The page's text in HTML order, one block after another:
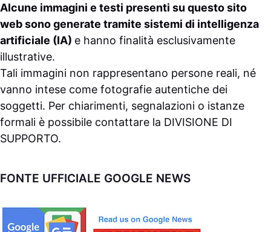
Alcune immagini e testi presenti su questo sito
web sono generate tramite sistemi di intelligenza
artificiale (IA) e hanno finalità esclusivamente
illustrative.
Tali immagini non rappresentano persone reali, né
vanno intese come fotografie autentiche dei
soggetti. Per chiarimenti, segnalazioni o istanze
formali è possibile contattare la DIVISIONE DI
SUPPORTO.
FONTE UFFICIALE GOOGLE NEWS